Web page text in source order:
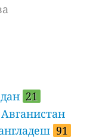
21
Авганистан
91